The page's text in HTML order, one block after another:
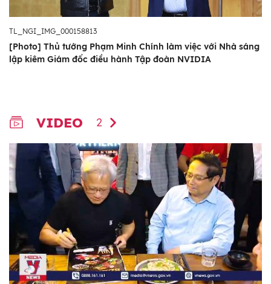
TL_NGI_IMG_000158813
[Photo] Thủ tướng Phạm Minh Chính làm việc với Nhà sáng
lập kiêm Giám đốc điều hành Tập đoàn NVIDIA
VIDEO 2